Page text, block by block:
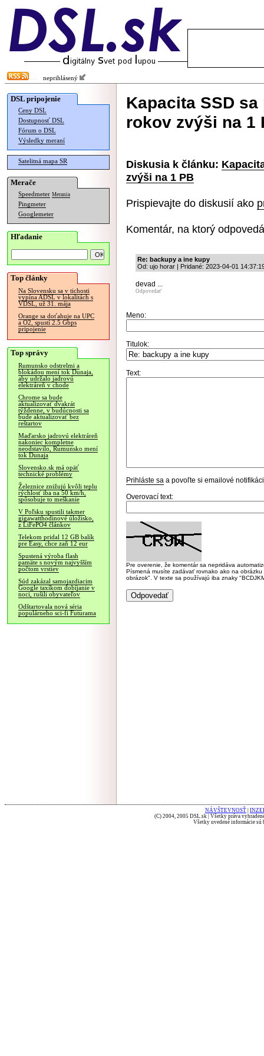
neprihlásený
DSL pripojenie
Ceny DSL
Dostupnosť DSL
Fórum o DSL
Výsledky meraní
Satelitná mapa SR
Merače
Speedmeter Merania
Pingmeter
Googlemeter
Hľadanie
Top články
Na Slovensku sa v tichosti
vypína ADSL v lokalitách s
VDSL, už 31. mája
Orange sa doťahuje na UPC
a O2, spustí 2.5 Gbps
pripojenie
Top správy
Rumunsko odstrelmi a
blokádou mení tok Dunaja,
aby udržalo jadrovú
elektráreň v chode
Chrome sa bude
aktualizovať dvakrát
týždenne, v budúcnosti sa
bude aktualizovať bez
reštartov
Maďarsko jadrovú elektráreň
nakoniec kompletne
neodstavilo, Rumunsko mení
tok Dunaja
Slovensko.sk má opäť
technické problémy
Železnice znižujú kvôli teplu
rýchlosť iba na 50 km/h,
spôsobuje to meškanie
V Poľsku spustili takmer
gigawatthodinové úložisko,
z LiFePO4 článkov
Telekom pridal 12 GB balík
pre Easy, chce zaň 12 eur
Spustená výroba flash
pamäte s novým najvyšším
počtom vrstiev
Súd zakázal samojazdiacim
Google taxíkom dobíjanie v
noci, rušili obyvateľov
Odštartovala nová séria
populárneho sci-fi Futurama
Kapacita SSD
rokov zvýši na 1
Diskusia k článku:
zvýši na 1 PB
Prispievajte do diskusií ako
Komentár, na ktorý
Re: backupy a ine kupy
Od: ujo horar | Pridané: 2023-04-01
devad ...
Odpovedať
Meno:
Titulok:
Text:
Prihláste sa a povoľte si emailové
Overovací text:
Pre overenie, že komentár sa nepridáva
Písmená musíte zadávať rovnako ako na
obrázok". V texte sa používajú iba znaky
NÁVŠTEVNOSŤ
(C) 2004, 2005 DSL.sk | Všetky práva
Všetky uvedené informácie sú